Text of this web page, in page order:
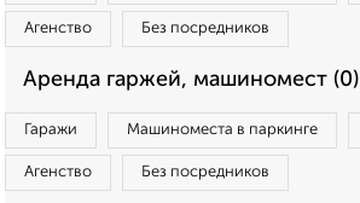
Агенство Без посредников
Аренда гаржей, машиномест (0)
Гаражи Машиноместа в паркинге
Агенство Без посредников